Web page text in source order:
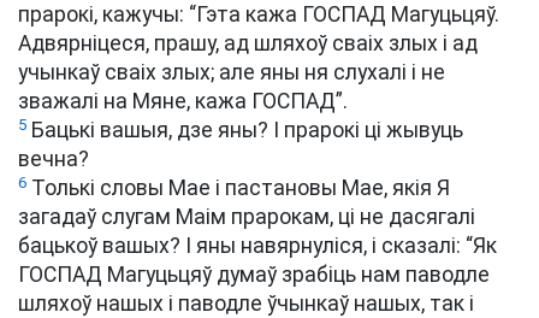
прарокі, кажучы: “Гэта кажа ГОСПАД Магуцьцяў.
Адвярніцеся, прашу, ад шляхоў сваіх злых і ад
учынкаў сваіх злых; але яны ня слухалі і не
зважалі на Мяне, кажа ГОСПАД”.
5 Бацькі вашыя, дзе яны? І прарокі ці жывуць
вечна?
6 Толькі словы Мае і пастановы Мае, якія Я
загадаў слугам Маім прарокам, ці не дасягалі
бацькоў вашых? І яны навярнуліся, і сказалі: “Як
ГОСПАД Магуцьцяў думаў зрабіць нам паводле
шляхоў нашых і паводле ўчынкаў нашых, так і